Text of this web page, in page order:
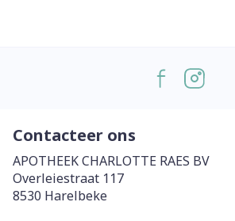
Contacteer ons
APOTHEEK CHARLOTTE RAES BV
Overleiestraat 117
8530 Harelbeke